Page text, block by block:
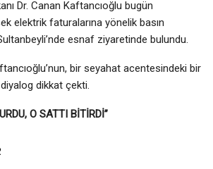
Dr. Canan Kaftancıoğlu bugün
elektrik faturalarına yönelik basın
esnaf ziyaretinde bulundu.
bir seyahat acentesindeki bir
dikkat çekti.
O SATTI BİTİRDİ”